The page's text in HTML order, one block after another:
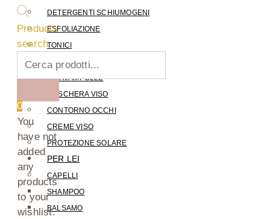
DETERGENTI SCHIUMOGENI
ESFOLIAZIONE
TONICI
ESSENCE
SIERI/AMPOLLE
MASCHERA VISO
CONTORNO OCCHI
CREME VISO
PROTEZIONE SOLARE
PER LEI
CAPELLI
SHAMPOO
BALSAMO
Products
search
0
You
have not
added
any
products
to your
wishlist.